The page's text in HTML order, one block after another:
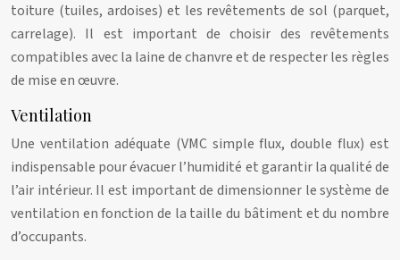
toiture (tuiles, ardoises) et les revêtements de sol (parquet,
carrelage). Il est important de choisir des revêtements
compatibles avec la laine de chanvre et de respecter les règles
de mise en œuvre.
Ventilation
Une ventilation adéquate (VMC simple flux, double flux) est
indispensable pour évacuer l’humidité et garantir la qualité de
l’air intérieur. Il est important de dimensionner le système de
ventilation en fonction de la taille du bâtiment et du nombre
d’occupants.